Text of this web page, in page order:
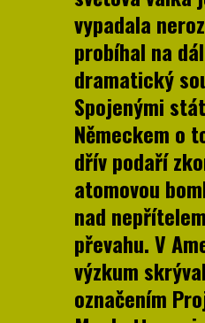
vypadala
probíhal na
dramatický
Spojenými
Německem o
dřív podaří
atomovou
nad
převahu. V
výzkum
označením